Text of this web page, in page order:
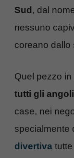
Sud , dal
nessuno
coreano dallo
Quel pezzo
tutti gli
case, nei
specialmente
divertiva